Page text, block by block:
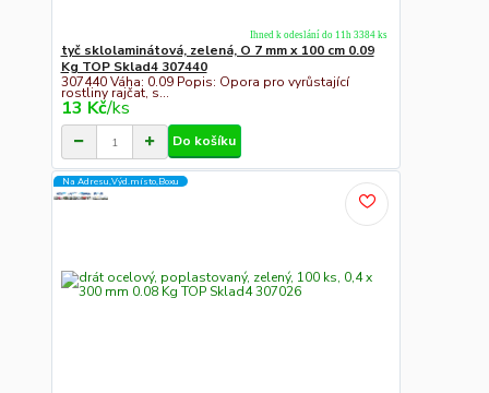
tyč sklolaminátová, zelená, O 7 mm x 100 cm 0.09
Kg TOP Sklad4 307440
307440 Váha: 0.09 Popis: Opora pro vyrůstající
rostliny rajčat, s...
13 Kč/ks
Ihned k odeslání do 11h 3384 ks
Do košíku
Na Adresu,Výd.místo,Boxu